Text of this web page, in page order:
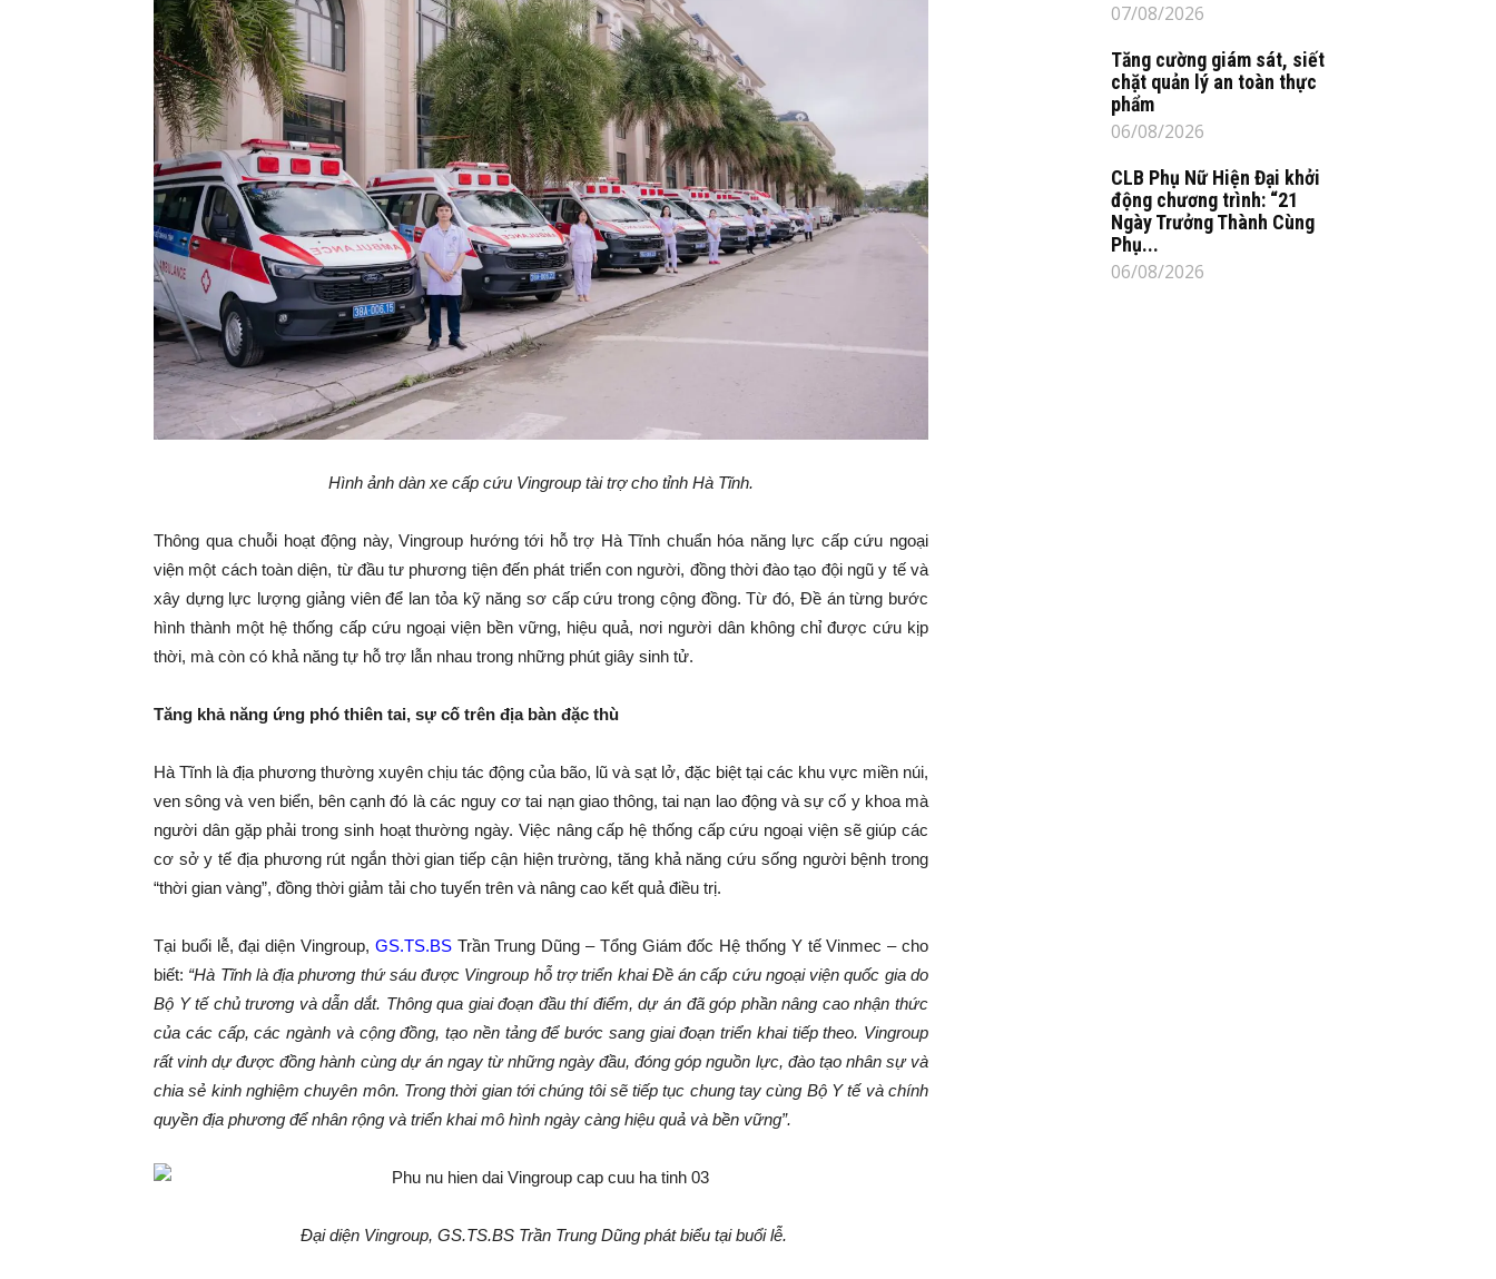
Hình ảnh dàn xe cấp cứu Vingroup tài trợ cho tỉnh Hà Tĩnh.
Thông qua chuỗi hoạt động này, Vingroup hướng tới hỗ trợ Hà Tĩnh chuẩn hóa năng lực cấp cứu ngoại
viện một cách toàn diện, từ đầu tư phương tiện đến phát triển con người, đồng thời đào tạo đội ngũ y tế và
xây dựng lực lượng giảng viên để lan tỏa kỹ năng sơ cấp cứu trong cộng đồng. Từ đó, Đề án từng bước
hình thành một hệ thống cấp cứu ngoại viện bền vững, hiệu quả, nơi người dân không chỉ được cứu kịp
thời, mà còn có khả năng tự hỗ trợ lẫn nhau trong những phút giây sinh tử.
Tăng khả năng ứng phó thiên tai, sự cố trên địa bàn đặc thù
Hà Tĩnh là địa phương thường xuyên chịu tác động của bão, lũ và sạt lở, đặc biệt tại các khu vực miền núi,
ven sông và ven biển, bên cạnh đó là các nguy cơ tai nạn giao thông, tai nạn lao động và sự cố y khoa mà
người dân gặp phải trong sinh hoạt thường ngày. Việc nâng cấp hệ thống cấp cứu ngoại viện sẽ giúp các
cơ sở y tế địa phương rút ngắn thời gian tiếp cận hiện trường, tăng khả năng cứu sống người bệnh trong
“thời gian vàng”, đồng thời giảm tải cho tuyến trên và nâng cao kết quả điều trị.
Tại buổi lễ, đại diện Vingroup, GS.TS.BSTrần Trung Dũng – Tổng Giám đốc Hệ thống Y tế Vinmec – cho
biết: “Hà Tĩnh là địa phương thứ sáu được Vingroup hỗ trợ triển khai Đề án cấp cứu ngoại việnquốc gia do
Bộ Y tế chủ trương và dẫn dắt. Thông qua giai đoạn đầu thí điểm, dự án đã góp phần nâng cao nhận thức
của các cấp, các ngành và cộng đồng, tạo nền tảng để bước sang giai đoạn triển khai tiếp theo. Vingroup
rất vinh dự được đồng hành cùng dự án ngay từnhững ngày đầu, đóng góp nguồn lực, đào tạo nhân sựvà
chia sẻ kinh nghiệm chuyên môn. Trongthời gian tới chúng tôi sẽ tiếp tục chung tay cùng Bộ Y tế và chính
quyền địa phương để nhân rộng và triển khaimô hình ngày càng hiệu quả và bền vững”.
Đại diện Vingroup, GS.TS.BS Trần Trung Dũng phát biểu tại buổi lễ.
07/08/2026
Tăng cường giám sát, siết
chặt quản lý an toàn thực
phẩm
06/08/2026
CLB Phụ Nữ Hiện Đại khởi
động chương trình: “21
Ngày Trưởng Thành Cùng
Phụ...
06/08/2026